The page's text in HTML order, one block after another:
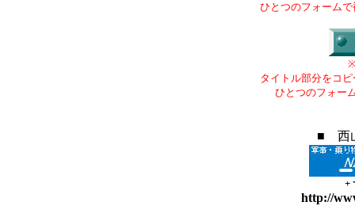
ひとつのフォーム
タイトル部分をコ
ひとつのフォー
■ 西
+
http://